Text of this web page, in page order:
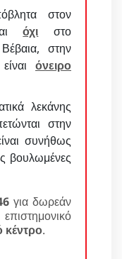
στον
όχι στο
Βέβαια, στην
όνειρο
λεκάνης
στην
συνήθως
βουλωμένες
για δωρεάν
κέντρο.